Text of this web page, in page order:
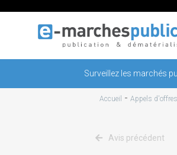
Surveillez les marchés
Accueil - Appels d'offres
Avis précédent